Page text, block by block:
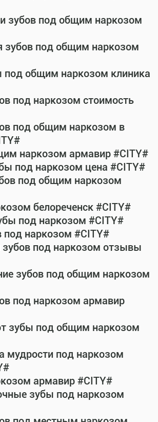
зубов под общим наркозом
зубов под общим наркозом
под общим наркозом клиника
под наркозом стоимость
под общим наркозом в
наркозом армавир #CITY#
под наркозом цена #CITY#
под общим наркозом
белореченск #CITY#
под наркозом #CITY#
под наркозом #CITY#
зубов под наркозом отзывы
зубов под общим наркозом
под наркозом армавир
зубы под общим наркозом
мудрости под наркозом
армавир #CITY#
зубы под наркозом